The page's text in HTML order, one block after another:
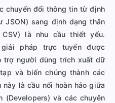
chuyển đổi thông tin từ định
JSON) sang định dạng thân
là nhu cầu thiết yếu.
pháp trực tuyến được
trợ người dùng trích xuất dữ
và biến chúng thành các
là cầu nối hoàn hảo giữa
(Developers) và các chuyên